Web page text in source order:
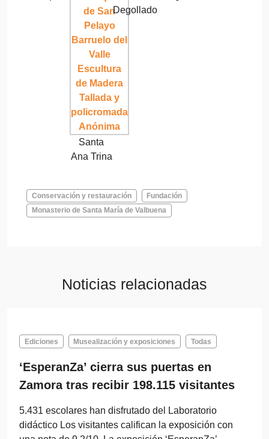
Santa
Ana Trina
Degollado
Conservación y restauración
Fundación
Monasterio de Santa María de Valbuena
Noticias relacionadas
Ediciones Musealización y exposiciones Todas
‘EsperanZa’ cierra sus puertas en
Zamora tras recibir 198.115 visitantes
5.431 escolares han disfrutado del Laboratorio
didáctico Los visitantes califican la exposición con